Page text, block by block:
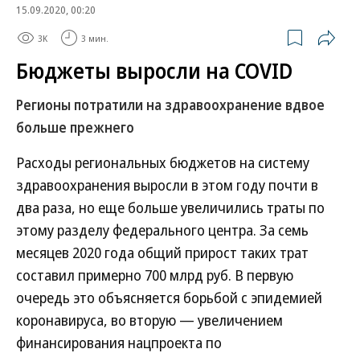
15.09.2020, 00:20
3K 3 мин.
Бюджеты выросли на COVID
Регионы потратили на здравоохранение вдвое
больше прежнего
Расходы региональных бюджетов на систему
здравоохранения выросли в этом году почти в
два раза, но еще больше увеличились траты по
этому разделу федерального центра. За семь
месяцев 2020 года общий прирост таких трат
составил примерно 700 млрд руб. В первую
очередь это объясняется борьбой с эпидемией
коронавируса, во вторую — увеличением
финансирования нацпроекта по